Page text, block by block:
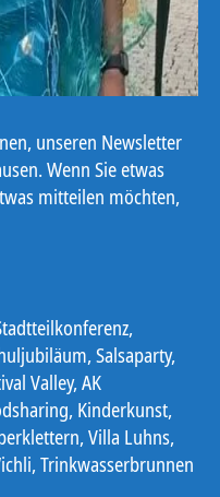
unseren Newsletter
Wenn Sie etwas
mitteilen möchten,
Salsaparty,
Valley, AK
Kinderkunst,
Villa Luhns,
Trinkwasserbrunnen